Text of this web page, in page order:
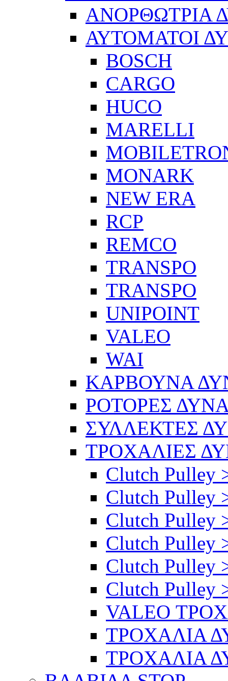
ΑΝΟΡΘΩΤΡΙΑ
ΑΥΤΟΜΑΤΟΙ
BOSCH
CARGO
HUCO
MARELLI
MONARK
NEW ERA
RCP
REMCO
TRANSPO
TRANSPO
UNIPOINT
VALEO
WAI
ΚΑΡΒΟΥΝΑ
ΡΟΤΟΡΕΣ
ΣΥΛΛΕΚΤΕΣ
ΤΡΟΧΑΛΙΕΣ
Clutch Pulley
Clutch Pulley
Clutch Pulley
Clutch Pulley
Clutch Pulley
Clutch Pulley
VALEO
ΤΡΟΧΑΛΙΑ
ΤΡΟΧΑΛΙΑ